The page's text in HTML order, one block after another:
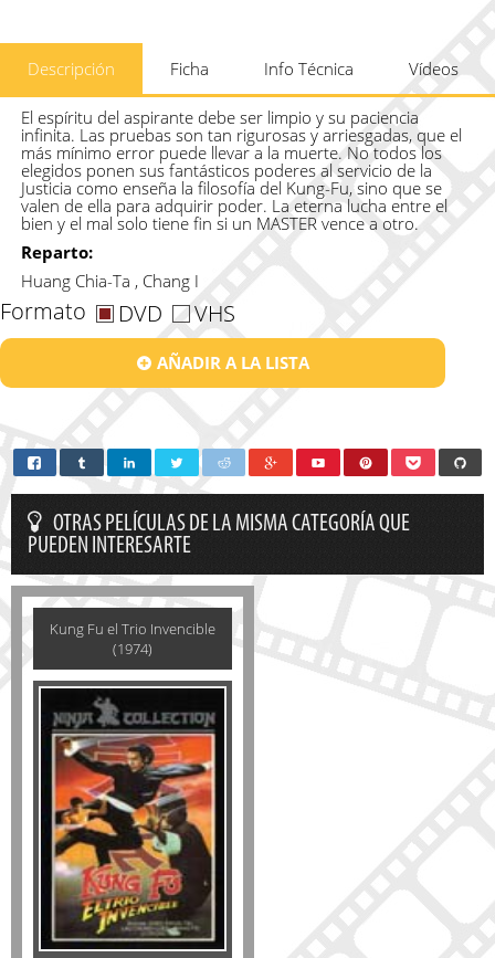
Descripción Ficha Info Técnica Vídeos
El espíritu del aspirante debe ser limpio y su paciencia
infinita. Las pruebas son tan rigurosas y arriesgadas, que el
más mínimo error puede llevar a la muerte. No todos los
elegidos ponen sus fantásticos poderes al servicio de la
Justicia como enseña la filosofía del Kung-Fu, sino que se
valen de ella para adquirir poder. La eterna lucha entre el
bien y el mal solo tiene fin si un MASTER vence a otro.
Reparto:
Huang Chia-Ta , Chang I
Formato DVD VHS
AÑADIR A LA LISTA
OTRAS PELÍCULAS DE LA MISMA CATEGORÍA QUE
PUEDEN INTERESARTE
Kung Fu el Trio Invencible
(1974)